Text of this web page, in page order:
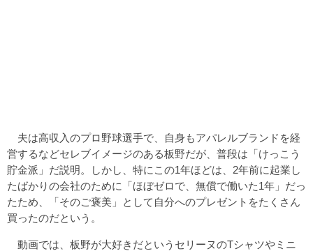
夫は高収入のプロ野球選手で、自身もアパレルブランドを経
営するなどセレブイメージのある板野だが、普段は「けっこう
貯金派」だ説明。しかし、特にこの1年ほどは、2年前に起業し
たばかりの会社のために「ほぼゼロで、無償で働いた1年」だっ
たため、「そのご褒美」として自分へのプレゼントをたくさん
買ったのだという。
動画では、板野が大好きだというセリーヌのTシャツやミニ